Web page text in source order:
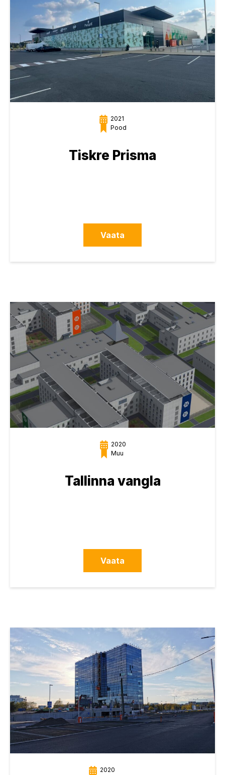
2021
Pood
Tiskre Prisma
Vaata
2020
Muu
Tallinna vangla
Vaata
2020